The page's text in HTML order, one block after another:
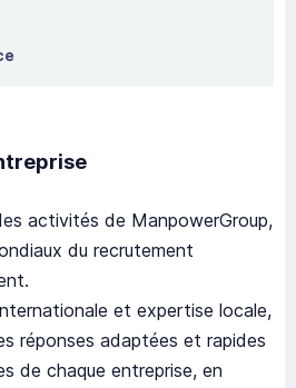
activités de ManpowerGroup,
du recrutement
et expertise locale,
réponses adaptées et rapides
de chaque entreprise, en